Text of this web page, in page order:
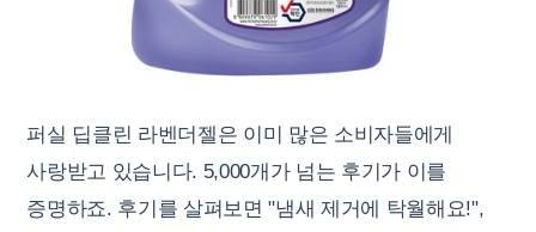
퍼실 딥클린 라벤더젤은 이미 많은 소비자들에게
사랑받고 있습니다. 5,000개가 넘는 후기가 이를
증명하죠. 후기를 살펴보면 "냄새 제거에 탁월해요!",